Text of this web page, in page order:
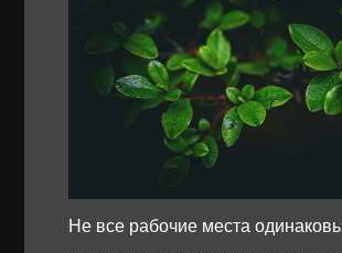
Не все рабочие места